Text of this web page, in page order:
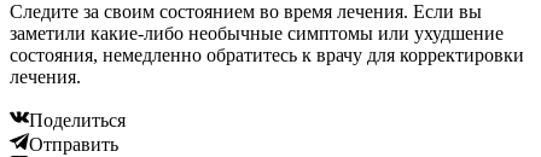
Следите за своим состоянием во время лечения. Если вы
заметили какие-либо необычные симптомы или ухудшение
состояния, немедленно обратитесь к врачу для корректировки
лечения.
Поделиться
Отправить